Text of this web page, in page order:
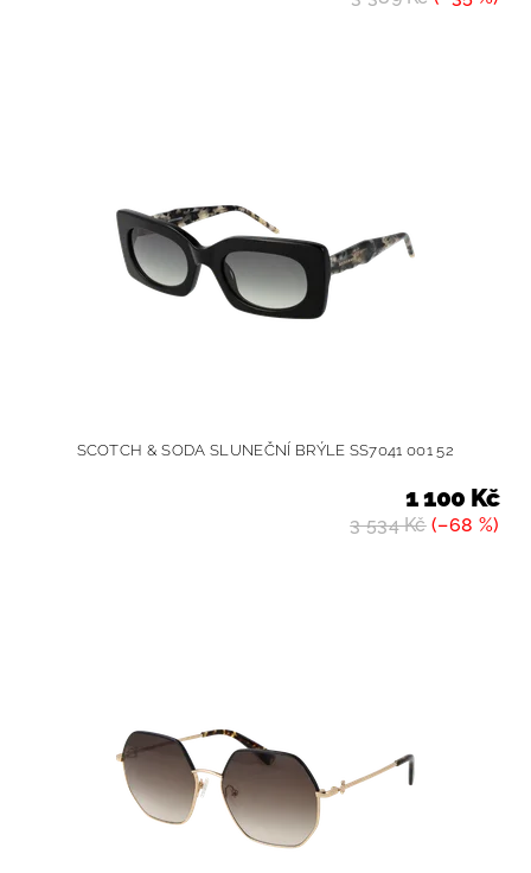
SCOTCH & SODA SLUNEČNÍ BRÝLE SS7041 001 52
3 534 Kč(–68 %)
1 100 Kč